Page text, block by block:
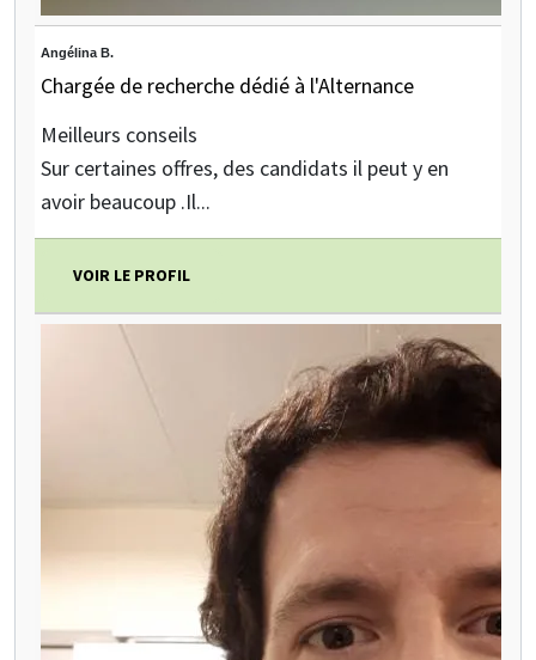
Angélina B.
Chargée de recherche dédié à l'Alternance
Meilleurs conseils
Sur certaines offres, des candidats il peut y en
avoir beaucoup .Il...
VOIR LE PROFIL